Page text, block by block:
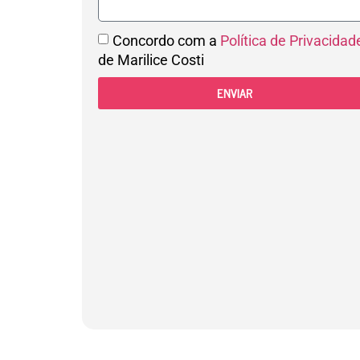
Concordo com a Política de
de Marilice Costi
ENVIAR